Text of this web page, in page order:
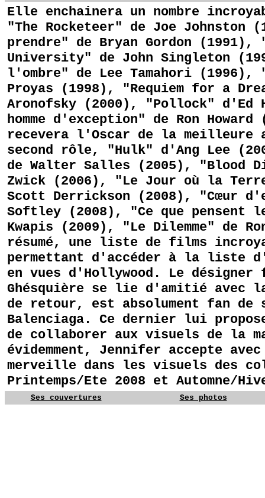
Elle enchainera un nombre
"The Rocketeer" de Joe Johnston
prendre" de Bryan Gordon (1991),
University" de John Singleton
l'ombre" de Lee Tamahori
Proyas (1998), "Requiem for a
Aronofsky (2000), "Pollock" d'Ed
homme d'exception" de Ron
recevera l'Oscar de la meilleure
second rôle, "Hulk" d'Ang Lee
de Walter Salles (2005), "Blood
Zwick (2006), "Le Jour où la
Scott Derrickson (2008), "Cœur
Softley (2008), "Ce que pensent
Kwapis (2009), "Le Dilemme" de
résumé, une liste de films
permettant d'accéder à la liste
en vues d'Hollywood. Le
Ghésquière se lie d'amitié avec
de retour, est absolument fan
Balenciaga. Ce dernier lui
de collaborer aux visuels de la
évidemment, Jennifer accepte
merveille dans les visuels des
Printemps/Ete 2008 et Automne/
Ses couvertures Ses photos